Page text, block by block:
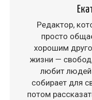
Редактор,
просто
хорошим
жизни —
любит людей
собирает для
потом